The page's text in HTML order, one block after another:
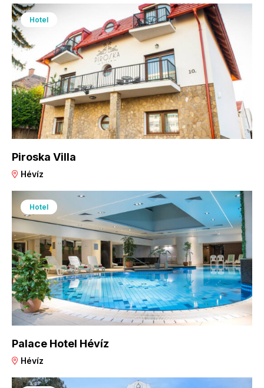
Hotel
Piroska Villa
Hévíz
Hotel
Palace Hotel Hévíz
Hévíz